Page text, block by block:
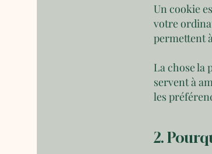
Un cookie
votre
permettent
La chose la
servent à
les
2.